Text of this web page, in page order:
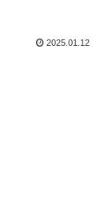
2025.01.12